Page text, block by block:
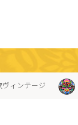
ヴィンテージ